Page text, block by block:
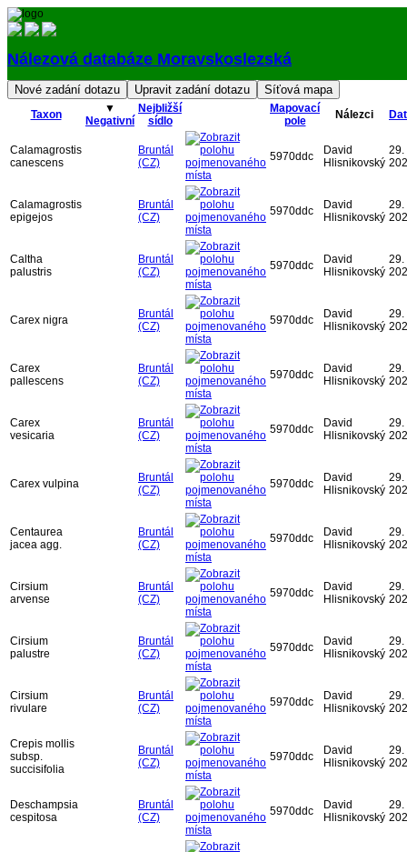
Nálezová databáze Moravskoslezská
Přihlásit
Taxon
▼
Negativní
Nejbližší
sídlo
Mapovací
pole
Nálezci
Calamagrostis
canescens
Bruntál
(CZ)
5970ddc
David
Hlisnikovský
29.
Calamagrostis
epigejos
Bruntál
(CZ)
5970ddc
David
Hlisnikovský
29.
Caltha
palustris
Bruntál
(CZ)
5970ddc
David
Hlisnikovský
29.
Carex nigra
Bruntál
(CZ)
5970ddc
David
Hlisnikovský
29.
Carex
pallescens
Bruntál
(CZ)
5970ddc
David
Hlisnikovský
29.
Carex
vesicaria
Bruntál
(CZ)
5970ddc
David
Hlisnikovský
29.
Carex vulpina
Bruntál
(CZ)
5970ddc
David
Hlisnikovský
29.
Centaurea
jacea agg.
Bruntál
(CZ)
5970ddc
David
Hlisnikovský
29.
Cirsium
arvense
Bruntál
(CZ)
5970ddc
David
Hlisnikovský
29.
Cirsium
palustre
Bruntál
(CZ)
5970ddc
David
Hlisnikovský
29.
Cirsium
rivulare
Bruntál
(CZ)
5970ddc
David
Hlisnikovský
29.
Crepis mollis
subsp.
succisifolia
Bruntál
(CZ)
5970ddc
David
Hlisnikovský
29.
Deschampsia
cespitosa
Bruntál
(CZ)
5970ddc
David
Hlisnikovský
29.